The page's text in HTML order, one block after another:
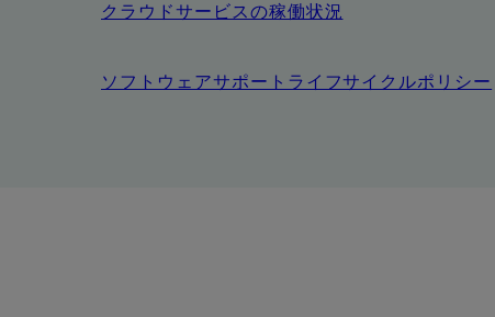
クラウドサービスの稼働状況
ソフトウェアサポートライフサイクルポリシー